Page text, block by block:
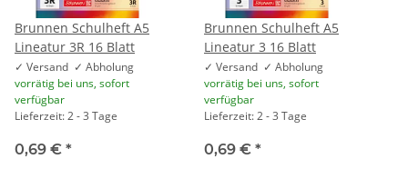
Brunnen Schulheft A5
Lineatur 3R 16 Blatt
✓ Versand ✓ Abholung
vorrätig bei uns, sofort
verfügbar
Lieferzeit: 2 - 3 Tage
0,69 € *
Brunnen Schulheft A5
Lineatur 3 16 Blatt
✓ Versand ✓ Abholung
vorrätig bei uns, sofort
verfügbar
Lieferzeit: 2 - 3 Tage
0,69 € *